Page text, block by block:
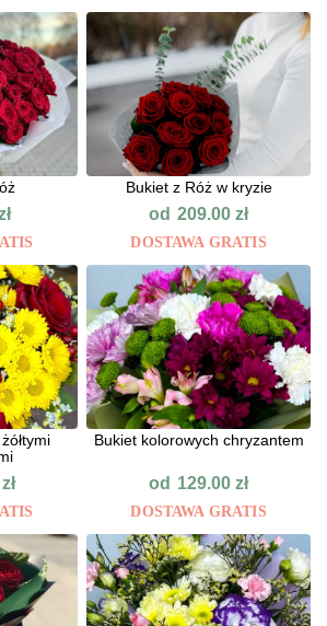
Bukiet z Róż w kryzie
od 209.00zł
DOSTAWA GRATIS
zł
Bukiet kolorowych chryzantem
od 129.00zł
DOSTAWA GRATIS